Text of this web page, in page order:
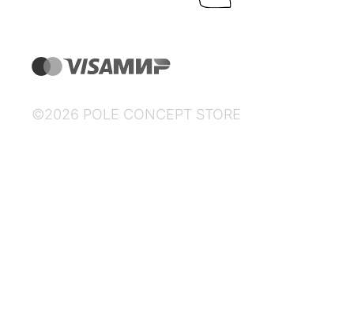
©2026 POLE CONCEPT STORE